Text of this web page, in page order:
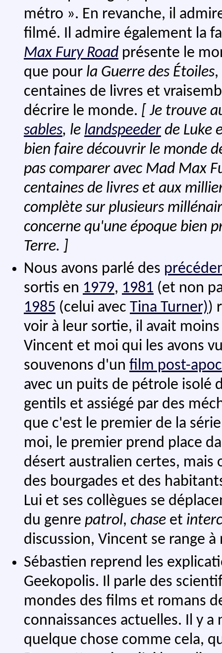
métro ». En revanche, il
filmé. Il admire également la
Max Fury Road présente le
que pour la Guerre des Étoiles
centaines de livres et
décrire le monde. [ Je trouve
sables, le landspeederde Luke
bien faire découvrir le monde
pas comparer avec Mad Max
centaines de livres et aux
complète sur plusieurs
concerne qu'une époque bien
Terre. ]
Nous avons parlé des
sortis en 1979, 1981 (et non
1985 (celui avec Tina Turner))
voir à leur sortie, il avait
Vincent et moi qui les avons
souvenons d'un film post-
avec un puits de pétrole isolé
gentils et assiégé par des
que c'est le premier de la
moi, le premier prend place
désert australien certes, mais
des bourgades et des
Lui et ses collègues se
du genre patrol, chase et
discussion, Vincent se range à
Sébastien reprend les
Geekopolis. Il parle des
mondes des films et romans
connaissances actuelles. Il y
quelque chose comme cela,